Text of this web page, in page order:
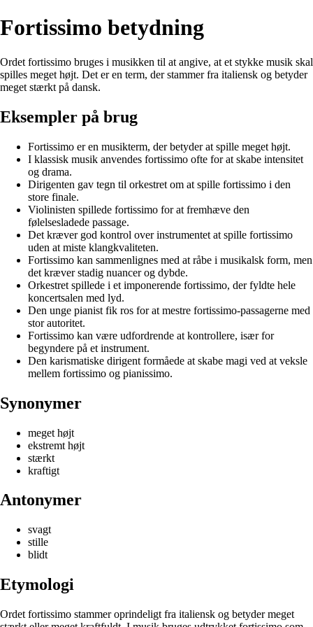
Fortissimo betydning
Ordet fortissimo bruges i musikken til at angive, at et stykke musik skal
spilles meget højt. Det er en term, der stammer fra italiensk og betyder
meget stærkt på dansk.
Eksempler på brug
Fortissimo er en musikterm, der betyder at spille meget højt.
I klassisk musik anvendes fortissimo ofte for at skabe intensitet
og drama.
Dirigenten gav tegn til orkestret om at spille fortissimo i den
store finale.
Violinisten spillede fortissimo for at fremhæve den
følelsesladede passage.
Det kræver god kontrol over instrumentet at spille fortissimo
uden at miste klangkvaliteten.
Fortissimo kan sammenlignes med at råbe i musikalsk form, men
det kræver stadig nuancer og dybde.
Orkestret spillede i et imponerende fortissimo, der fyldte hele
koncertsalen med lyd.
Den unge pianist fik ros for at mestre fortissimo-passagerne med
stor autoritet.
Fortissimo kan være udfordrende at kontrollere, især for
begyndere på et instrument.
Den karismatiske dirigent formåede at skabe magi ved at veksle
mellem fortissimo og pianissimo.
Synonymer
meget højt
ekstremt højt
stærkt
kraftigt
Antonymer
svagt
stille
blidt
Etymologi
Ordet fortissimo stammer oprindeligt fra italiensk og betyder meget